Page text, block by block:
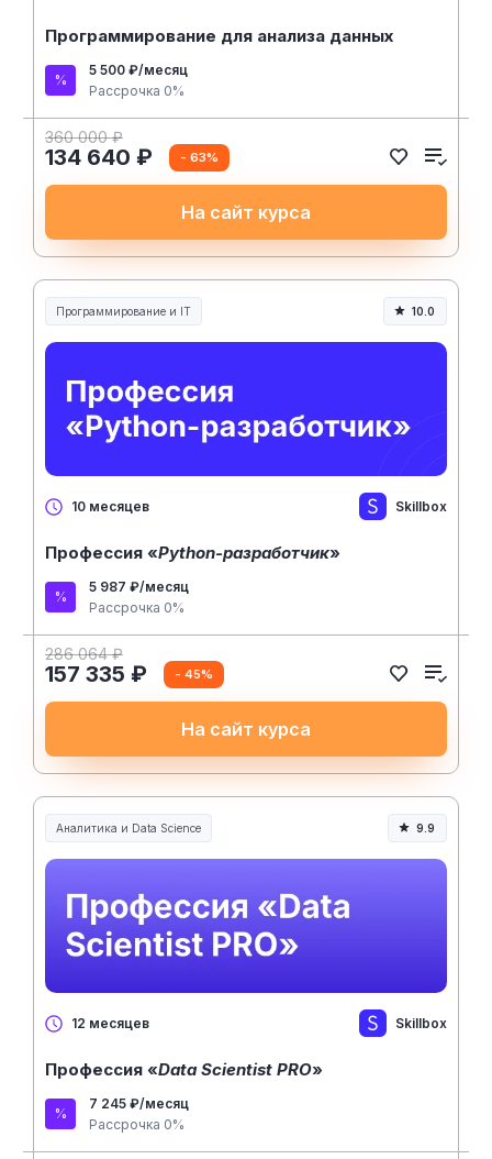
Программирование для анализа данных
5 500 ₽/месяц
Рассрочка 0%
360 000 ₽
134 640 ₽ - 63%
На сайт курса
Программирование и IT 10.0
10 месяцев Skillbox
Профессия «Python-разработчик»
5 987 ₽/месяц
Рассрочка 0%
286 064 ₽
157 335 ₽ - 45%
На сайт курса
Аналитика и Data Science 9.9
12 месяцев Skillbox
Профессия «Data Scientist PRO»
7 245 ₽/месяц
Рассрочка 0%